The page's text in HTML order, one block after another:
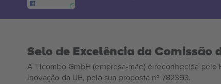
Selo de Excelência da Comissão
A Ticombo GmbH (empresa-mãe) é reconhecida
inovação da UE, pela sua proposta nº 782393.